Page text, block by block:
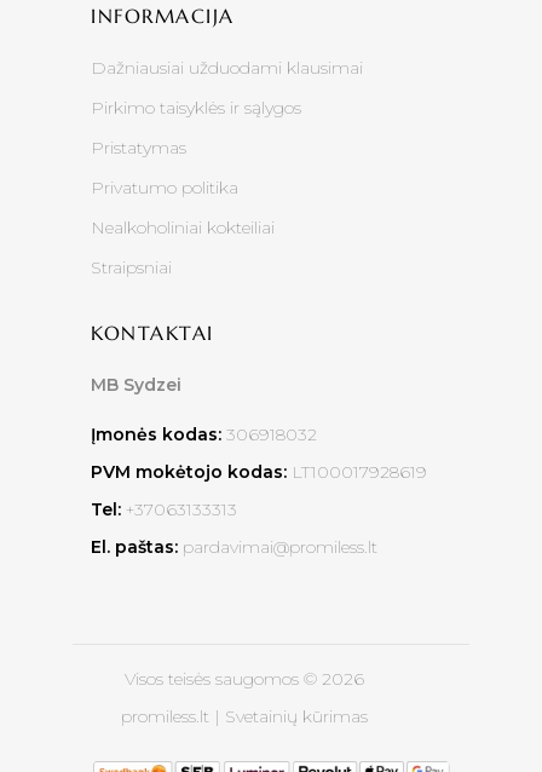
INFORMACIJA
Dažniausiai užduodami klausimai
Pirkimo taisyklės ir sąlygos
Pristatymas
Privatumo politika
Nealkoholiniai kokteiliai
Straipsniai
KONTAKTAI
MB Sydzei
Įmonės kodas: 306918032
PVM mokėtojo kodas: LT100017928619
Tel: +37063133313
El. paštas: pardavimai@promiless.lt
Visos teisės saugomos © 2026
promiless.lt | Svetainių kūrimas